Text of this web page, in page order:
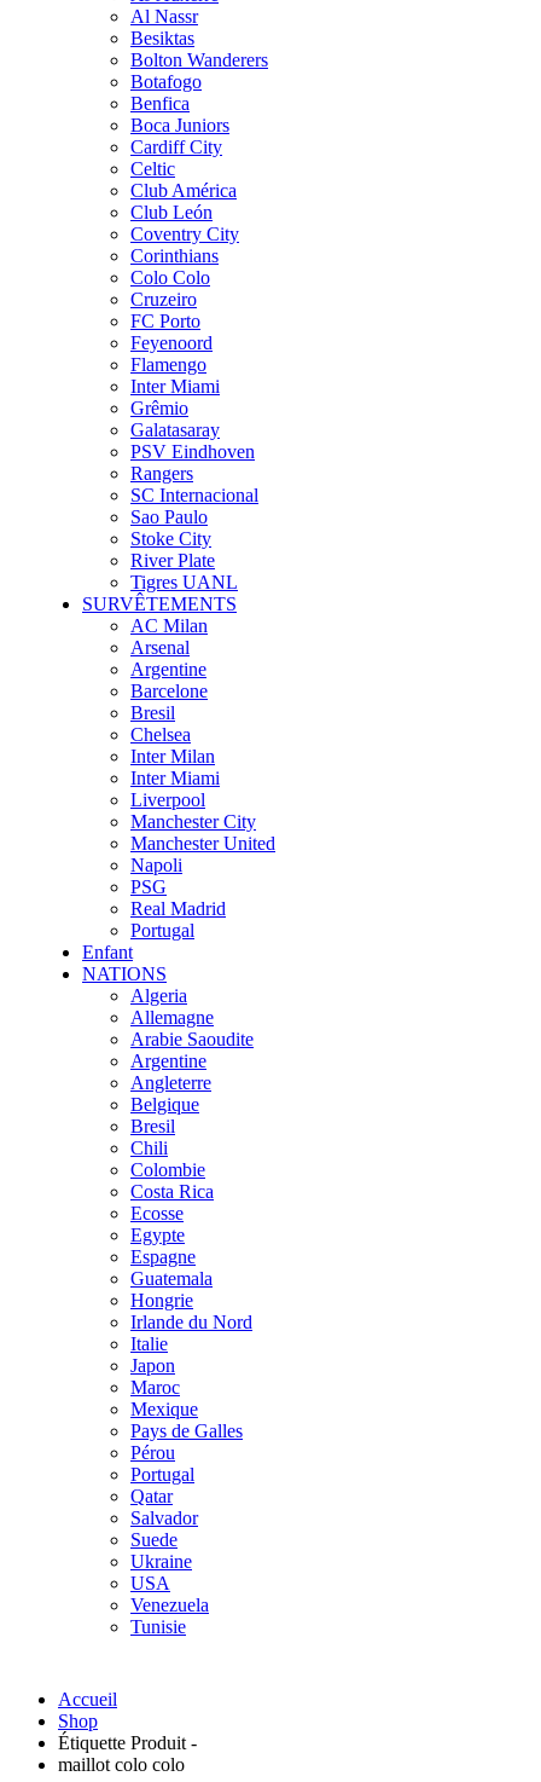
Al Nassr
Besiktas
Bolton Wanderers
Botafogo
Benfica
Boca Juniors
Cardiff City
Celtic
Club América
Club León
Coventry City
Corinthians
Colo Colo
Cruzeiro
FC Porto
Feyenoord
Flamengo
Inter Miami
Grêmio
Galatasaray
PSV Eindhoven
Rangers
SC Internacional
Sao Paulo
Stoke City
River Plate
Tigres UANL
SURVÊTEMENTS
AC Milan
Arsenal
Argentine
Barcelone
Bresil
Chelsea
Inter Milan
Inter Miami
Liverpool
Manchester City
Manchester United
Napoli
PSG
Real Madrid
Portugal
Enfant
NATIONS
Algeria
Allemagne
Arabie Saoudite
Argentine
Angleterre
Belgique
Bresil
Chili
Colombie
Costa Rica
Ecosse
Egypte
Espagne
Guatemala
Hongrie
Irlande du Nord
Italie
Japon
Maroc
Mexique
Pays de Galles
Pérou
Portugal
Qatar
Salvador
Suede
Ukraine
USA
Venezuela
Tunisie
Accueil
Shop
Étiquette Produit -
maillot colo colo